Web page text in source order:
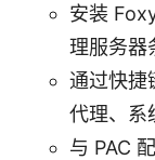
安装
理服务器
通过快捷
代理、系
与 PAC